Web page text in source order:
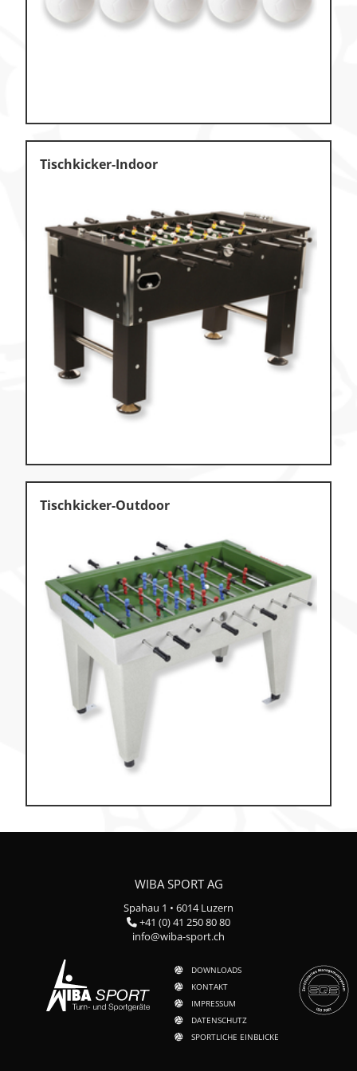
Klettern & Bouldern
Technische Dokumentation
Therapiebedarf
Training • Vereinsbedarf
Turnen • Gymnastik • Ballett
Volleyball • Beachvolleyball
Wassersport
Zu den Ersatzteilen
Tischkicker-Indoor
Tischkicker-Outdoor
WIBA SPORT AG
Spahau 1 • 6014 Luzern
+41 (0) 41 250 80 80
info@wiba-sport.ch
DOWNLOADS
KONTAKT
IMPRESSUM
DATENSCHUTZ
SPORTLICHE EINBLICKE